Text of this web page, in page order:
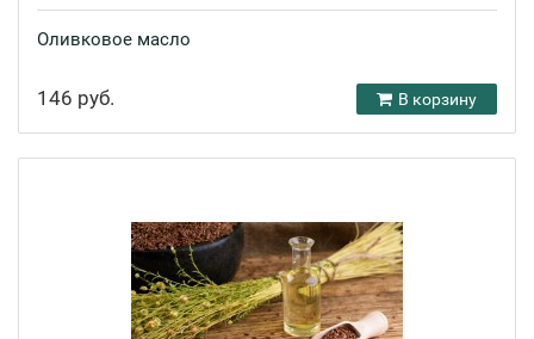
Оливковое масло
146 руб. В корзину